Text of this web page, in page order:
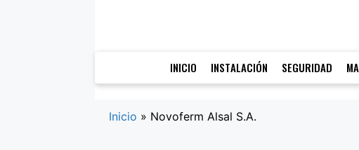
INICIO INSTALACIÓN SEGURIDAD
Inicio » Novoferm Alsal S.A.